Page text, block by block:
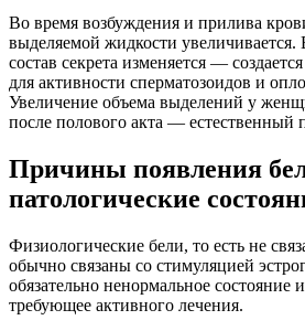
Во время возбуждения и прилива
выделяемой жидкости увеличивается.
состав секрета изменяется —
для активности сперматозоидов и
Увеличение объема выделений у
после полового акта — естественный
Причины появления
патологические
Физиологические бели, то есть не
обычно связаны со стимуляцией
обязательно ненормальное состояние
требующее активного лечения.